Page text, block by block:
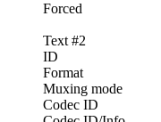
Forced
Text #2
ID :
Format
Muxing
Codec ID :